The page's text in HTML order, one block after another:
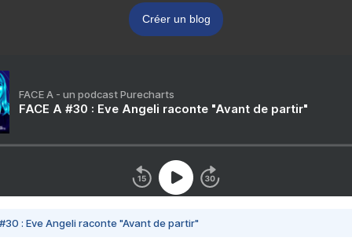
Créer un blog
FACE A - un podcast Purecharts
FACE A #30 : Eve Angeli raconte "Avant de partir"
#30 : Eve Angeli raconte "Avant de partir"